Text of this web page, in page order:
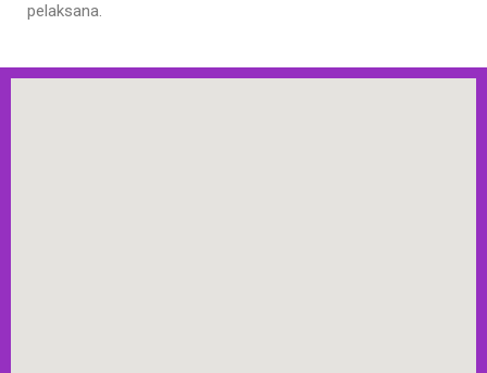
pelaksana.